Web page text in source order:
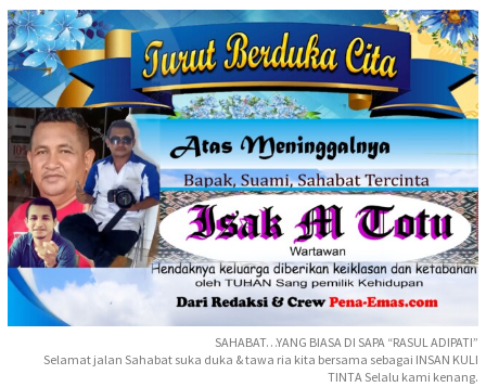
SAHABAT…YANG BIASA DI SAPA “RASUL ADIPATI”
Selamat jalan Sahabat suka duka & tawa ria kita bersama sebagai INSAN KULI
TINTA Selalu kami kenang.